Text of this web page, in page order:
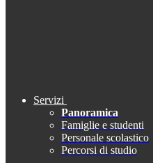
Servizi
Panoramica
Famiglie e studenti
Personale scolastico
Percorsi di studio